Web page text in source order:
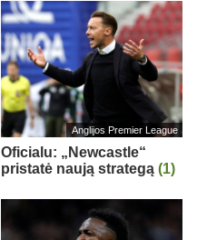
Anglijos Premier League
Oficialu: „Newcastle“
pristatė naują strategą (1)